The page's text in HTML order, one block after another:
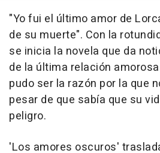
"Yo fui el último amor de
de su muerte". Con la
se inicia la novela que da
de la última relación
pudo ser la razón por la que
pesar de que sabía que su
peligro.
'Los amores oscuros'